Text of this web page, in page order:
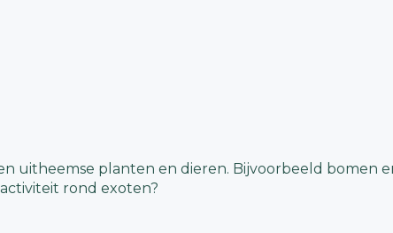
uitheemse planten en dieren. Bijvoorbeeld bomen
rond exoten?